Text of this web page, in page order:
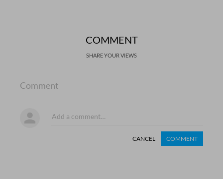
COMMENT
SHARE YOUR VIEWS
Comment
CANCEL COMMENT